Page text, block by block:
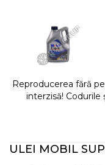
Reproducerea fără
interzisă!
ULEI MOBIL